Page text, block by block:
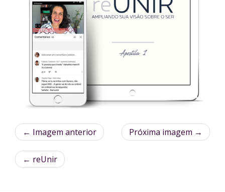
← Imagem anterior Próxima imagem →
← reUnir